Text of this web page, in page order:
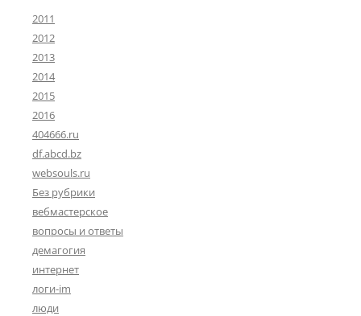
2011
2012
2013
2014
2015
2016
404666.ru
df.abcd.bz
websouls.ru
Без рубрики
вебмастерское
вопросы и ответы
демагогия
интернет
логи-im
люди